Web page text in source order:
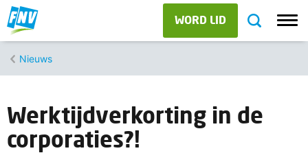
WORD LID
Nieuws
Werktijdverkorting in de
corporaties?!